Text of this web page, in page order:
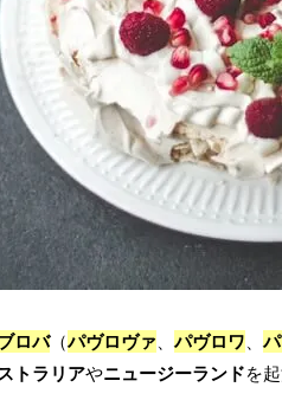
ロバ（パヴロヴァ、パヴロワ、
トラリアやニュージーランドを